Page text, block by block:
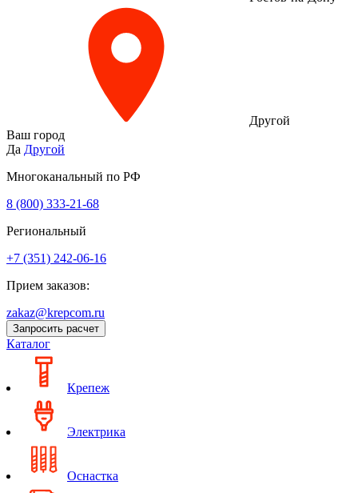
Другой
Ваш город
Да Другой
Многоканальный по РФ
8 (800) 333‑21-68
Региональный
+7 (351) 242-06-16
Прием заказов:
zakaz@krepcom.ru
Запросить расчет
Каталог
Крепеж
Электрика
Оснастка